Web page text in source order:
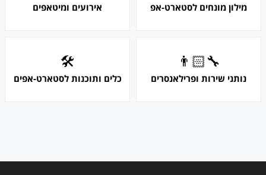
מילון מונחים לסטארט-אפ אירועים ומיטאפים
👨🏻‍🔧
נותני שירות ופרילאנסרים
🛠
כלים ותוכנות לסטארט-אפים